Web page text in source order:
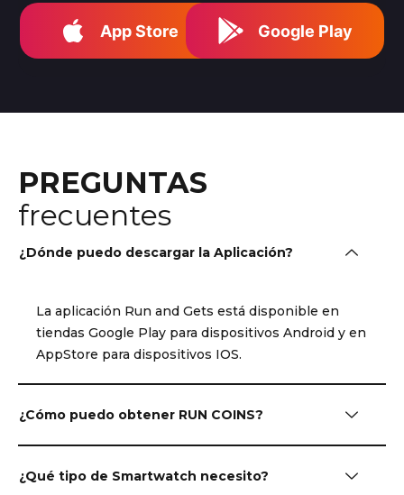
App Store Google Play
PREGUNTAS
frecuentes
¿Dónde puedo descargar la Aplicación?
La aplicación Run and Gets está disponible en
tiendas Google Play para dispositivos Android y en
AppStore para dispositivos IOS.
¿Cómo puedo obtener RUN COINS?
¿Qué tipo de Smartwatch necesito?